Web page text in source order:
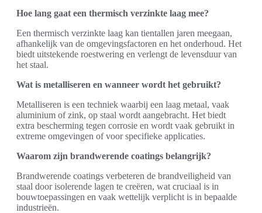
Hoe lang gaat een thermisch verzinkte laag mee?
Een thermisch verzinkte laag kan tientallen jaren meegaan,
afhankelijk van de omgevingsfactoren en het onderhoud. Het
biedt uitstekende roestwering en verlengt de levensduur van
het staal.
Wat is metalliseren en wanneer wordt het gebruikt?
Metalliseren is een techniek waarbij een laag metaal, vaak
aluminium of zink, op staal wordt aangebracht. Het biedt
extra bescherming tegen corrosie en wordt vaak gebruikt in
extreme omgevingen of voor specifieke applicaties.
Waarom zijn brandwerende coatings belangrijk?
Brandwerende coatings verbeteren de brandveiligheid van
staal door isolerende lagen te creëren, wat cruciaal is in
bouwtoepassingen en vaak wettelijk verplicht is in bepaalde
industrieën.